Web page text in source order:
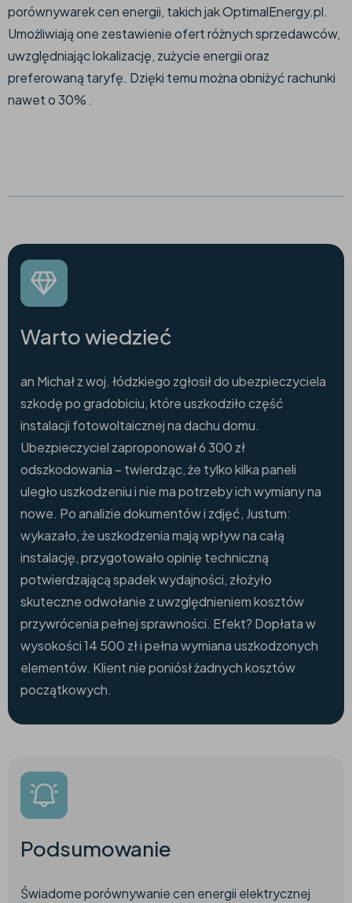
porównywarek cen energii, takich jak OptimalEnergy.pl.
Umożliwiają one zestawienie ofert różnych sprzedawców,
uwzględniając lokalizację, zużycie energii oraz
preferowaną taryfę. Dzięki temu można obniżyć rachunki
nawet o 30% .​
Warto wiedzieć
an Michał z woj. łódzkiego zgłosił do ubezpieczyciela
szkodę po gradobiciu, które uszkodziło część
instalacji fotowoltaicznej na dachu domu.
Ubezpieczyciel zaproponował 6 300 zł
odszkodowania – twierdząc, że tylko kilka paneli
uległo uszkodzeniu i nie ma potrzeby ich wymiany na
nowe. Po analizie dokumentów i zdjęć, Justum:
wykazało, że uszkodzenia mają wpływ na całą
instalację, przygotowało opinię techniczną
potwierdzającą spadek wydajności, złożyło
skuteczne odwołanie z uwzględnieniem kosztów
przywrócenia pełnej sprawności. Efekt? Dopłata w
wysokości 14 500 zł i pełna wymiana uszkodzonych
elementów. Klient nie poniósł żadnych kosztów
początkowych.
Podsumowanie
Świadome porównywanie cen energii elektrycznej